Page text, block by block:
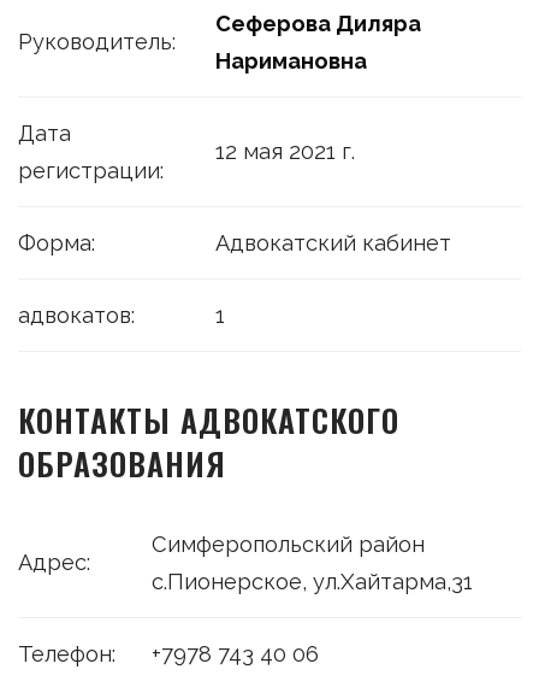
Руководитель:
Сеферова Диляра
Наримановна
Дата
регистрации:
12 мая 2021 г.
Форма: Адвокатский кабинет
адвокатов: 1
КОНТАКТЫ АДВОКАТСКОГО
ОБРАЗОВАНИЯ
Адрес:
Симферопольский район
с.Пионерское, ул.Хайтарма,31
Телефон: +7978 743 40 06